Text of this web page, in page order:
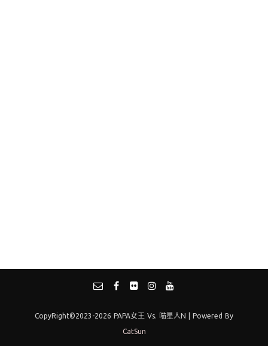
CopyRight©2023-2026 PAPA女王 Vs. 喵星人N | Powered By
CatSun